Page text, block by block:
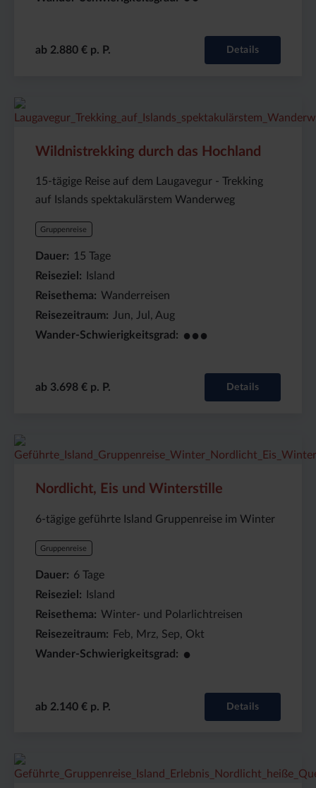
ab 2.880 € p. P. Details
Wildnistrekking durch das Hochland
15-tägige Reise auf dem Laugavegur - Trekking
auf Islands spektakulärstem Wanderweg
Gruppenreise
Dauer 15 Tage
Reiseziel
Island
Reisethema
Wanderreisen
Reisezeitraum
Jun, Jul, Aug
Wander-Schwierigkeitsgrad
●●●
ab 3.698 € p. P. Details
Preis
(ab):
Dauer:
15
Reiseziel
Island
Nordlicht, Eis und Winterstille
6-tägige geführte Island Gruppenreise im Winter
Gruppenreise
Dauer 6 Tage
Reiseziel
Island
Reisethema
Winter- und Polarlichtreisen
Reisezeitraum
Feb, Mrz, Sep, Okt
Wander-Schwierigkeitsgrad
●
ab 2.140 € p. P. Details
Preis
(ab):
2140 €
Dauer:
6
Reiseziel
Island
Preis
(ab):
Dauer:
8
Reiseziel
Island